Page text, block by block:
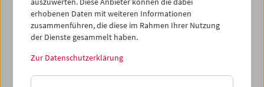
Gustav Deutsch
erhobenen Daten mit weiteren Informationen
zusammenführen, die diese im Rahmen Ihrer Nutzung
der Dienste gesammelt haben.
Zur Datenschutzerklärung